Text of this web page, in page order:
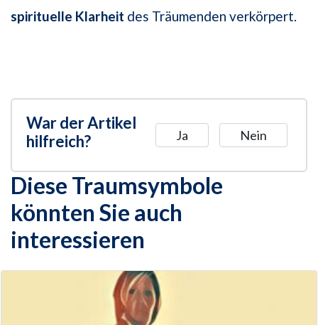
spirituelle Klarheit des Träumenden verkörpert.
War der Artikel
hilfreich?
Ja Nein
Diese Traumsymbole
könnten Sie auch
interessieren